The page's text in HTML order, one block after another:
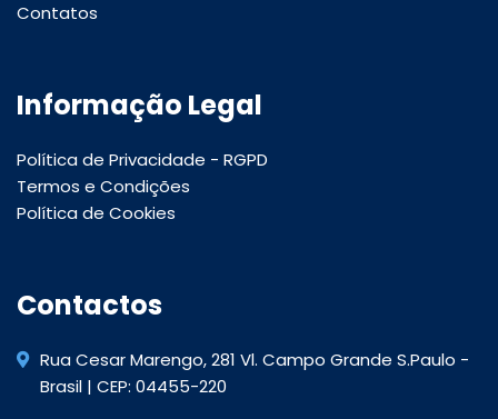
Contatos
Informação Legal
Política de Privacidade - RGPD
Termos e Condições
Política de Cookies
Contactos
Rua Cesar Marengo, 281 Vl. Campo Grande S.Paulo -
Brasil | CEP: 04455-220